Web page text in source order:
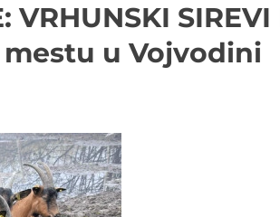
VRHUNSKI SIREVI
mestu u Vojvodini